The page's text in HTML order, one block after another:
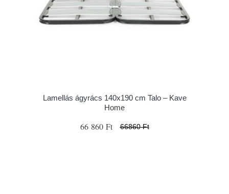
Lamellás ágyrács 140x190 cm Talo – Kave
Home
66 860 Ft 66860 Ft